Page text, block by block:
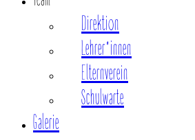
Direktion
Lehrer*innen
Elternverein
Schulwarte
Galerie